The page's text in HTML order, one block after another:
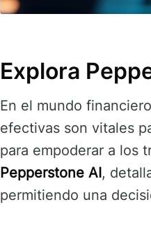
Explora
En el mundo
efectivas son vitales
para empoderar a los
Pepperstone AI,
permitiendo una